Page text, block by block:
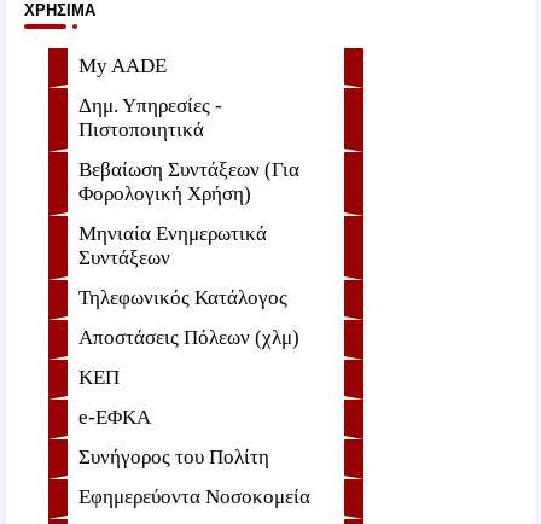
ΧΡΉΣΙΜΑ
My AADE
Δημ. Υπηρεσίες -
Πιστοποιητικά
Βεβαίωση Συντάξεων (Για
Φορολογική Χρήση)
Μηνιαία Ενημερωτικά
Συντάξεων
Τηλεφωνικός Κατάλογος
Αποστάσεις Πόλεων (χλμ)
ΚΕΠ
e-ΕΦKA
Συνήγορος του Πολίτη
Εφημερεύοντα Νοσοκομεία